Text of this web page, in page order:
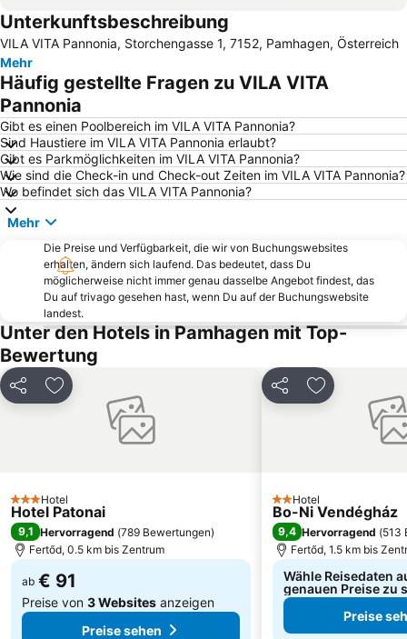
Rust center
Bükfürdő Gyógy- és Élménycentrum
Neusiedler See
Bahnhof Sopron
Bükfürdő Health and Adventure Centre
Hauptplatz Bratislava
Freibad der Stadtgemeinde Oberpullendorf
Aupark
Bratislava osobný prístav
Staré Mesto
Sopron Shopping Center
Bahnhof Wulkaprodersdorf
Archäologischer Park Carnuntum
Ondrej Nepela Arena
Petržalka
Dschungelpark
Ružinov
Konditor Hauswirth
Burg von Bratislava
Michaelertor
Devín
Hauptplatz von Sopron
Bük railway station
Obchodná
Schloss Esterházy - Fertőd
Birdland Golf & Country Clubs
Slowakisches Nationaltheater
Jaffa
Ufo
Bratislava City Museum
Unterkunftsbeschreibung
VILA VITA Pannonia, Storchengasse 1, 7152, Pamhagen, Österreich
Mehr
Häufig gestellte Fragen zu VILA VITA
Pannonia
Gibt es einen Poolbereich im VILA VITA Pannonia?
Sind Haustiere im VILA VITA Pannonia erlaubt?
Gibt es Parkmöglichkeiten im VILA VITA Pannonia?
Wie sind die Check-in und Check-out Zeiten im VILA VITA Pannonia?
Wo befindet sich das VILA VITA Pannonia?
Mehr
Die Preise und Verfügbarkeit, die wir von Buchungswebsites
erhalten, ändern sich laufend. Das bedeutet, dass Du
möglicherweise nicht immer genau dasselbe Angebot findest, das
Du auf trivago gesehen hast, wenn Du auf der Buchungswebsite
landest.
Unter den Hotels in Pamhagen mit Top-
Bewertung
Teilen Zu Favoriten hinzufügen
3 Sterne
Hotel
Hotel Patonai
9,1 Hervorragend (789 Bewertungen)
Fertőd, 0.5 km bis Zentrum
ab € 91
Preise von 3 Websites anzeigen
Preise sehen
Teilen Zu Favoriten
2 Sterne
Hotel
Bo-Ni Vendégház
9,4 Hervorragend (513
Fertőd, 1.5 km bis
Wähle Reisedaten
genauen Preise zu
Preise